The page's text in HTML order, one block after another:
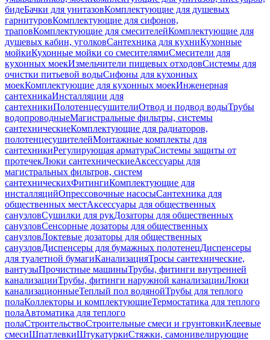
бидеБачки для унитазовКомплектующие для душевых
гарнитуровКомплектующие для сифонов,
траповКомплектующие для смесителейКомплектующие для
душевых кабин, уголковСантехника для кухниКухонные
мойкиКухонные мойки со смесителямиСмесители для
кухонных моекИзмельчители пищевых отходовСистемы для
очистки питьевой водыСифоны для кухонных
моекКомплектующие для кухонных моекИнженерная
сантехникаИнсталляции для
сантехникиПолотенцесушителиОтвод и подвод водыТрубы
водопроводныеМагистральные фильтры, системы
сантехническиеКомплектующие для радиаторов,
полотенцесушителейМонтажные комплекты для
сантехникиРегулирующая арматураСистемы защиты от
протечекЛюки сантехническиеАксессуары для
магистральных фильтров, систем
сантехническихФитингиКомплектующие для
инсталляцийОпрессовочные насосыСантехника для
общественных местАксессуары для общественных
санузловСушилки для рукДозаторы для общественных
санузловСенсорные дозаторы для общественных
санузловЛоктевые дозаторы для общественных
санузловДиспенсеры для бумажных полотенецДиспенсеры
для туалетной бумагиКанализацияТросы сантехнические,
вантузыПрочистные машиныТрубы, фитинги внутренней
канализацииТрубы, фитинги наружной канализацииЛюки
канализационныеТеплый пол водянойТрубы для теплого
полаКоллекторы и комплектующиеТермостатика для теплого
полаАвтоматика для теплого
полаСтроительствоСтроительные смеси и грунтовкиКлеевые
смесиШпатлевкиШтукатуркиСтяжки, самонивелирующие